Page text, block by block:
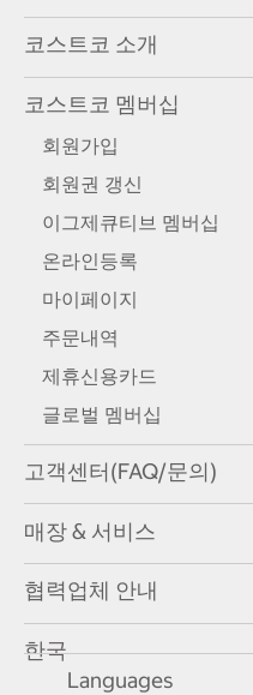
코스트코 소개
코스트코 멤버십
회원가입
회원권 갱신
이그제큐티브 멤버십
온라인등록
마이페이지
주문내역
제휴신용카드
글로벌 멤버십
고객센터(FAQ/문의)
매장 & 서비스
협력업체 안내
한국
Languages